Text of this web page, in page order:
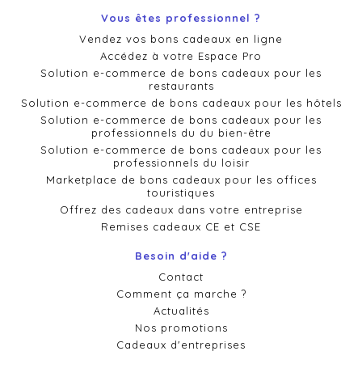
Vous êtes professionnel ?
Vendez vos bons cadeaux en ligne
Accédez à votre Espace Pro
Solution e-commerce de bons cadeaux pour les
restaurants
Solution e-commerce de bons cadeaux pour les hôtels
Solution e-commerce de bons cadeaux pour les
professionnels du du bien-être
Solution e-commerce de bons cadeaux pour les
professionnels du loisir
Marketplace de bons cadeaux pour les offices
touristiques
Offrez des cadeaux dans votre entreprise
Remises cadeaux CE et CSE
Besoin d'aide ?
Contact
Comment ça marche ?
Actualités
Nos promotions
Cadeaux d'entreprises